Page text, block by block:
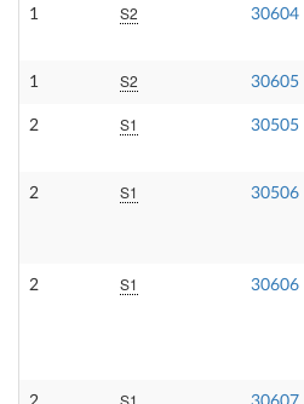
1 S2 30604
1 S2 30605
2 S1 30505
2 S1 30506
2 S1 30606
S1